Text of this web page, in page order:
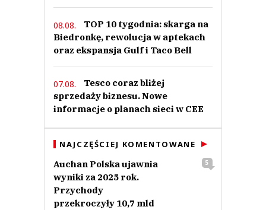
08.08.
TOP 10 tygodnia: skarga na
Biedronkę, rewolucja w aptekach
oraz ekspansja Gulf i Taco Bell
07.08.
Tesco coraz bliżej
sprzedaży biznesu. Nowe
informacje o planach sieci w CEE
NAJCZĘŚCIEJ KOMENTOWANE
Auchan Polska ujawnia
wyniki za 2025 rok.
Przychody
przekroczyły 10,7 mld
5